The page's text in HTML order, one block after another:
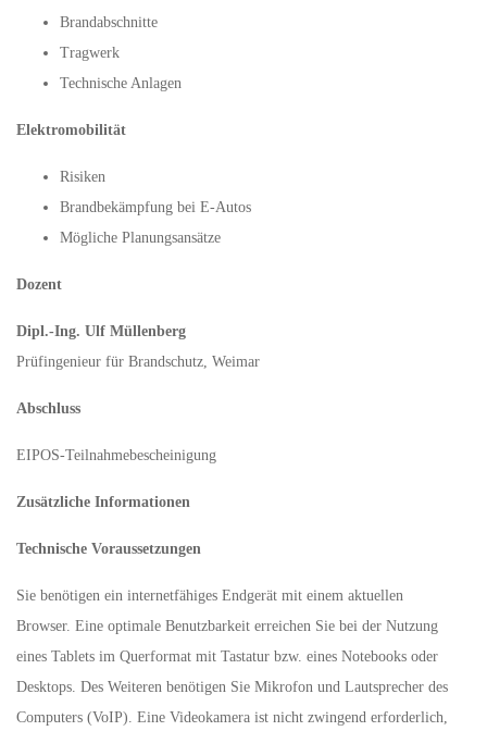
Brandabschnitte
Tragwerk
Technische Anlagen
Elektromobilität
Risiken
Brandbekämpfung bei E-Autos
Mögliche Planungsansätze
Dozent
Dipl.-Ing. Ulf Müllenberg
Prüfingenieur für Brandschutz, Weimar
Abschluss
EIPOS-Teilnahmebescheinigung
Zusätzliche Informationen
Technische Voraussetzungen
Sie benötigen ein internetfähiges Endgerät mit einem aktuellen
Browser. Eine optimale Benutzbarkeit erreichen Sie bei der Nutzung
eines Tablets im Querformat mit Tastatur bzw. eines Notebooks oder
Desktops. Des Weiteren benötigen Sie Mikrofon und Lautsprecher des
Computers (VoIP). Eine Videokamera ist nicht zwingend erforderlich,